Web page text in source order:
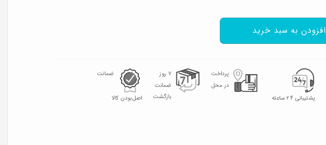
افزودن به سبد خرید
پشتیبانی ۲۴ ساعته
پرداخت
در محل
۷ روز
ضمانت
بازگشت
ضمانت
اصل‌بودن کالا